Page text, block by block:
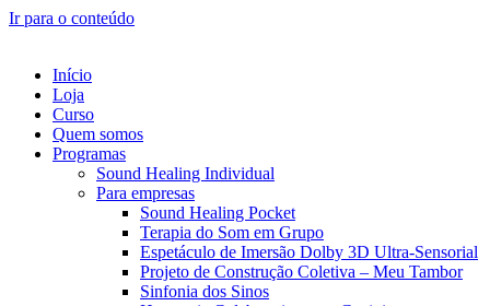
Ir para o conteúdo
Início
Loja
Curso
Quem somos
Programas
Sound Healing Individual
Para empresas
Sound Healing Pocket
Terapia do Som em Grupo
Espetáculo de Imersão Dolby 3D Ultra-Sensorial
Projeto de Construção Coletiva – Meu Tambor
Sinfonia dos Sinos